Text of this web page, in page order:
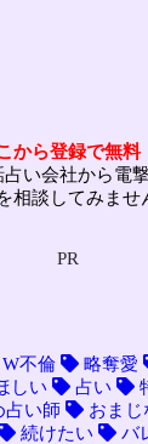
から登録で無
い会社から電
相談してみませ
PR
W不倫 略奪愛
しい 占い
占い師 おまじ
続けたい バ